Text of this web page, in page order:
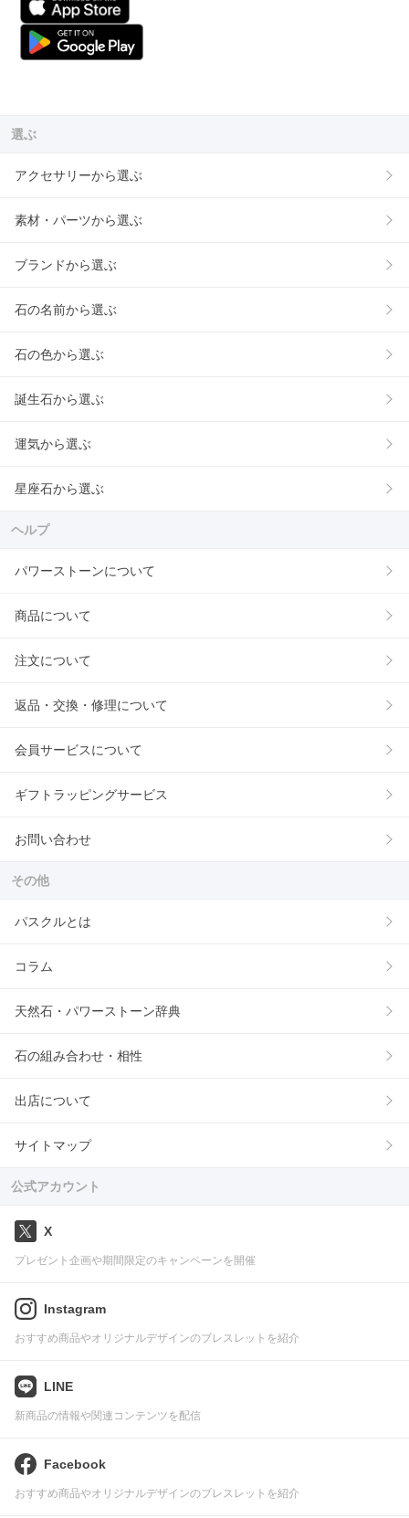
選ぶ
アクセサリーから選ぶ
素材・パーツから選ぶ
ブランドから選ぶ
石の名前から選ぶ
石の色から選ぶ
誕生石から選ぶ
運気から選ぶ
星座石から選ぶ
ヘルプ
パワーストーンについて
商品について
注文について
返品・交換・修理について
会員サービスについて
ギフトラッピングサービス
お問い合わせ
その他
パスクルとは
コラム
天然石・パワーストーン辞典
石の組み合わせ・相性
出店について
サイトマップ
公式アカウント
X
プレゼント企画や期間限定のキャンペーンを開催
Instagram
おすすめ商品やオリジナルデザインのブレスレットを紹介
LINE
新商品の情報や関連コンテンツを配信
Facebook
おすすめ商品やオリジナルデザインのブレスレットを紹介